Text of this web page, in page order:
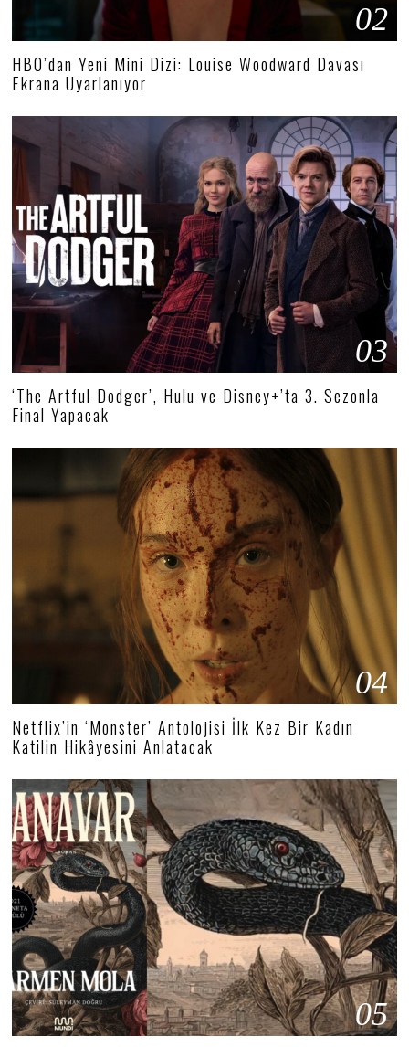
02
HBO’dan Yeni Mini Dizi: Louise Woodward Davası
Ekrana Uyarlanıyor
03
‘The Artful Dodger’, Hulu ve Disney+’ta 3. Sezonla
Final Yapacak
04
Netflix’in ‘Monster’ Antolojisi İlk Kez Bir Kadın
Katilin Hikâyesini Anlatacak
05